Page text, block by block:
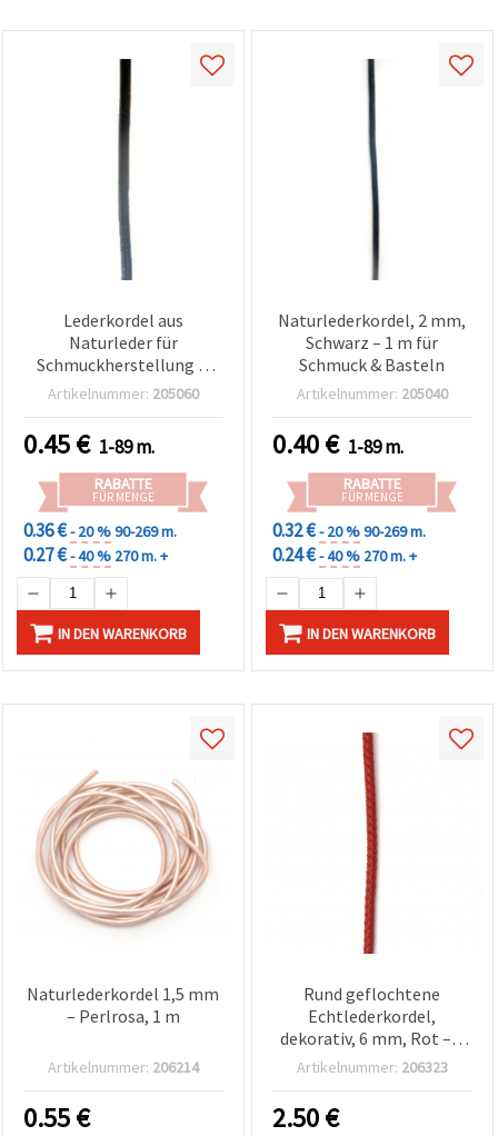
Lederkordel aus
Naturleder für
Schmuckherstellung &
Basteln, 3 mm, Schwarz -
Artikelnummer: 205060
0.45€ 1-89 m.
RABATTE
FÜR MENGE
0.36 €- 20 %90-269 m.
0.27 €- 40 % 270 m. +
IN DEN WARENKORB
Naturlederkordel, 2 mm,
Schwarz – 1 m für
Schmuck & Basteln
Artikelnummer: 205040
0.40€ 1-89 m.
RABATTE
FÜR MENGE
0.32 €- 20 %90-269 m.
0.24 €- 40 % 270 m. +
IN DEN WARENKORB
Naturlederkordel 1,5 mm
– Perlrosa, 1 m
Artikelnummer: 206214
0.55€
Rund geflochtene
Echtlederkordel,
dekorativ, 6 mm, Rot – 1
m, für
Artikelnummer: 206323
2.50€